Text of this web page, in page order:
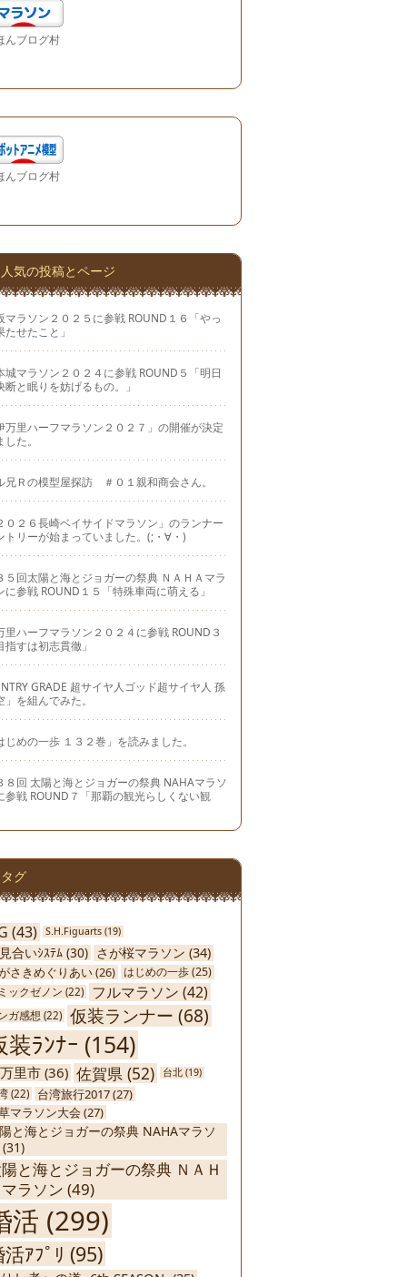
んブログ村
んブログ村
人気の投稿とページ
マラソン２０２５に参戦 ROUND１６「やっ
たせたこと」
城マラソン２０２４に参戦 ROUND５「明日
断と眠りを妨げるもの。」
万里ハーフマラソン２０２７」の開催が決定
した。
兄Ｒの模型屋探訪 ＃０１親和商会さん。
０２６長崎ベイサイドマラソン」のランナー
トリーが始まっていました。(;・∀・)
５回太陽と海とジョガーの祭典 ＮＡＨＡマラ
に参戦 ROUND１５「特殊車両に萌える」
里ハーフマラソン２０２４に参戦 ROUND３
指すは初志貫徹」
GRADE 超サイヤ人ゴッド超サイヤ人 孫
」を組んでみた。
じめの一歩 １３２巻」を読みました。
８回 太陽と海とジョガーの祭典 NAHAマラソ
参戦 ROUND７「那覇の観光らしくない観
タグ
(43) S.H.Figuarts (19)
合いｼｽﾃﾑ (30) さが桜マラソン (34)
さきめぐりあい(26) はじめの一歩(25)
ックゼノン (22) フルマラソン (42)
ガ感想 (22) 仮装ランナー (68)
装ﾗﾝﾅｰ (154)
里市 (36) 佐賀県 (52) 台北 (19)
(22) 台湾旅行2017(27)
マラソン大会 (27)
と海とジョガーの祭典 NAHAマラソ
(31)
と海とジョガーの祭典 ＮＡＨ
マラソン (49)
活 (299)
ｱﾌﾟﾘ (95)